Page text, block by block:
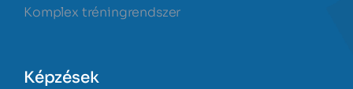
Komplex tréningrendszer
Képzések